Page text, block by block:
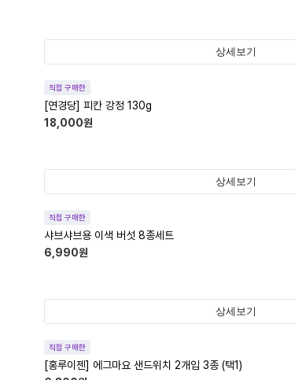
상세보기
직접 구매한
[연경당] 피칸 강정 130g
18,000원
상세보기
직접 구매한
샤브샤브용 이색 버섯 8종세트
6,990원
상세보기
직접 구매한
[홍루이젠] 에그마요 샌드위치 2개입 3종 (택1)